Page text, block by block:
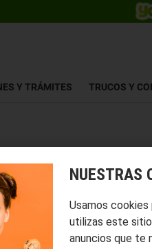
Y TRÁMITES TRUCOS Y
NUESTRAS
Usamos
utilizas este
anuncios que te